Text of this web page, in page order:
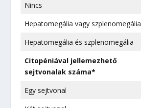
Nincs
Hepatomegália vagy szplenomegália
Hepatomegália és szplenomegália
Citopéniával jellemezhető
sejtvonalak száma*
Egy sejtvonal